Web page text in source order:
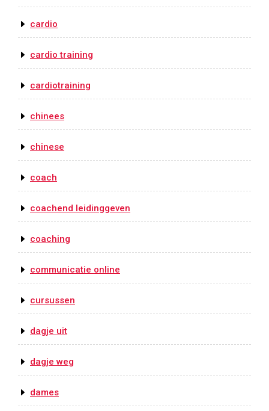
cardio
cardio training
cardiotraining
chinees
chinese
coach
coachend leidinggeven
coaching
communicatie online
cursussen
dagje uit
dagje weg
dames